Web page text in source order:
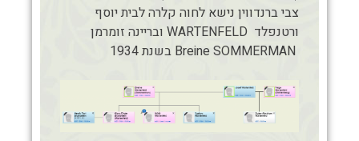
צבי ברנדווין נישא לחוה קלרה לבית יוסף
ורטנפלד WARTENFELD ובריינה זומרמן